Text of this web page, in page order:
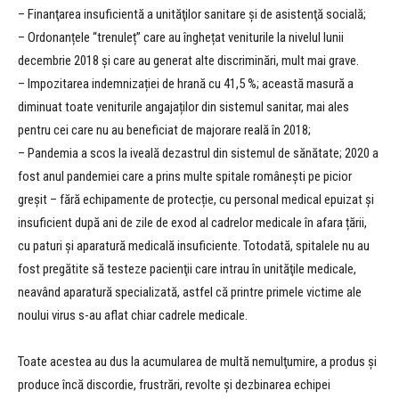
– Finanţarea insuficientă a unităţilor sanitare şi de asistenţă socială;
– Ordonanțele “trenuleț” care au înghețat veniturile la nivelul lunii
decembrie 2018 și care au generat alte discriminări, mult mai grave.
– Impozitarea indemnizației de hrană cu 41,5 %; această masură a
diminuat toate veniturile angajaților din sistemul sanitar, mai ales
pentru cei care nu au beneficiat de majorare reală în 2018;
– Pandemia a scos la iveală dezastrul din sistemul de sănătate; 2020 a
fost anul pandemiei care a prins multe spitale românești pe picior
greșit – fără echipamente de protecție, cu personal medical epuizat și
insuficient după ani de zile de exod al cadrelor medicale în afara țării,
cu paturi și aparatură medicală insuficiente. Totodată, spitalele nu au
fost pregătite să testeze pacienţii care intrau în unităţile medicale,
neavând aparatură specializată, astfel că printre primele victime ale
noului virus s-au aflat chiar cadrele medicale.
Toate acestea au dus la acumularea de multă nemulţumire, a produs și
produce încă discordie, frustrări, revolte și dezbinarea echipei